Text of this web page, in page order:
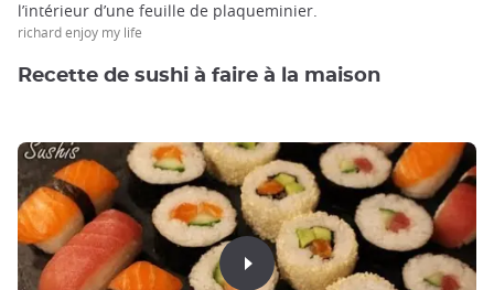
l’intérieur d’une feuille de plaqueminier.
richard enjoy my life
Recette de sushi à faire à la maison